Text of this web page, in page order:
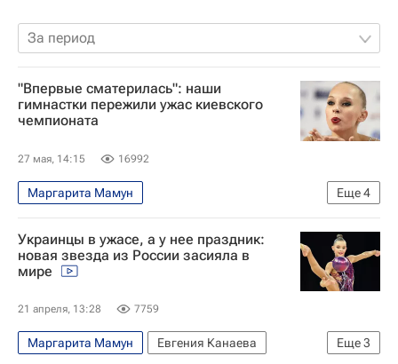
За период
"Впервые сматерилась": наши
гимнастки пережили ужас киевского
чемпионата
27 мая, 14:15 16992
Еще4
Маргарита Мамун
Художественная гимнастика
Яна Кудрявцева
Анна Ризатдинова
Авторы РИА Новости Спорт
Украинцы в ужасе, а у нее праздник:
новая звезда из России засияла в
мире
21 апреля, 13:28 7759
Еще3
Маргарита Мамун
Евгения Канаева